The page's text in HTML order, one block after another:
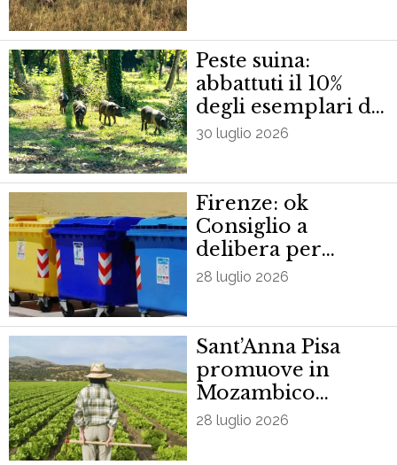
Peste suina:
abbattuti il 10%
degli esemplari di
Cinta senese
30 luglio 2026
Firenze: ok
Consiglio a
delibera per
aumento Tari
28 luglio 2026
Sant’Anna Pisa
promuove in
Mozambico
sistemi
28 luglio 2026